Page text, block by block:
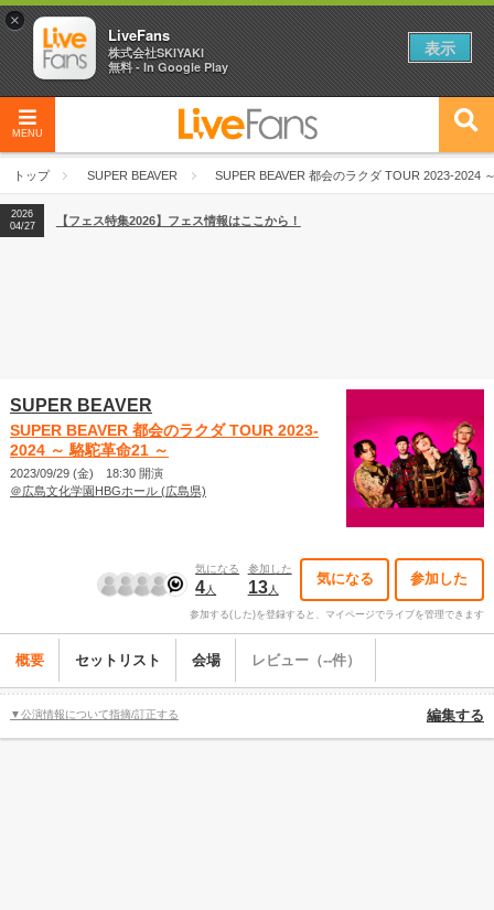
MENU
トップ SUPER BEAVER SUPER BEAVER 都会のラクダ TOUR 2023-2024
2026
04/27
2026
【ライブ動員ランキング】2026年上半期編発表！
2026
04/27
【フェス特集2026】フェス情報はここから！
SUPER BEAVER
SUPER BEAVER 都会のラクダ TOUR 2023-
2024 ～ 駱駝革命21 ～
2023/09/29 (金) 18:30 開演
＠広島文化学園HBGホール (広島県)
気になる
4人
参加した
13人
気になる 参加した
参加する(した)を登録すると、マイページでライブを管理できます
概要 セットリスト 会場 レビュー（--件）
▼公演情報について指摘/訂正する 編集する
×
LiveFans
株式会社SKIYAKI
無料 - In Google Play
表示